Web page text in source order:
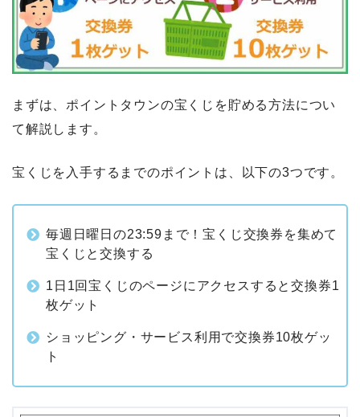
まずは、ポイントタウンの宝くじを貯める方法につい
て解説します。
宝くじを入手するまでのポイントは、以下の3つです。
毎週日曜日の23:59まで！宝くじ交換券を集めて
宝くじと交換する
1日1回宝くじのページにアクセスすると交換券1
枚ゲット
ショッピング・サービス利用で交換券10枚ゲッ
ト